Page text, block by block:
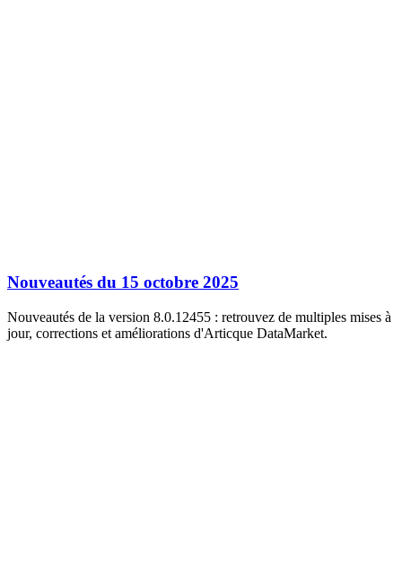
Nouveautés du 15 octobre 2025
Nouveautés de la version 8.0.12455 : retrouvez de multiples mises à
jour, corrections et améliorations d'Articque DataMarket.